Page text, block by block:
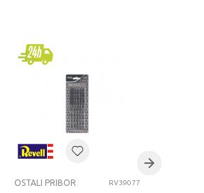
OSTALI PRIBOR RV39077